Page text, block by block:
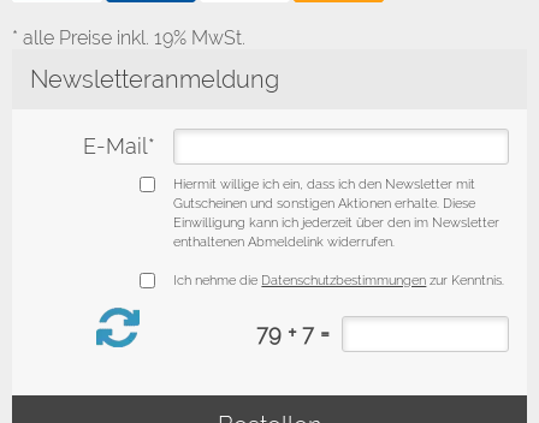
* alle Preise inkl. 19% MwSt.